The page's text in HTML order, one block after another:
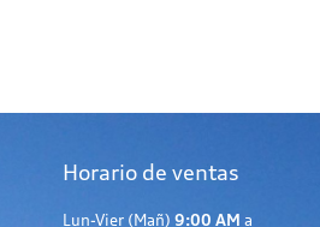
Horario de ventas
Lun-Vier (Mañ) 9:00 AM a